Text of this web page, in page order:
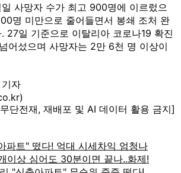
사망자 수가 최고 900명에 이르렀으
명 미만으로 줄어들면서 봉쇄 조처 완
27일 기준으로 이탈리아 코로나19 확진
어섰으며 사망자는 2만 6천 명 이상이
자
단전재, 재배포 및 AI 데이터 활용 금지]